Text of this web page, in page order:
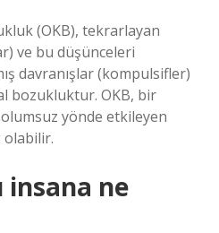
(OKB), tekrarlayan
ve bu düşünceleri
davranışlar (kompulsifler)
bozukluktur. OKB, bir
yönde etkileyen
olabilir.
insana ne